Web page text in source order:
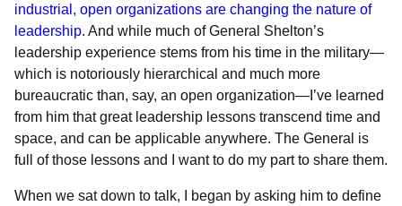
industrial, open organizations are changing the nature of
leadership. And while much of General Shelton’s
leadership experience stems from his time in the military—
which is notoriously hierarchical and much more
bureaucratic than, say, an open organization—I’ve learned
from him that great leadership lessons transcend time and
space, and can be applicable anywhere. The General is
full of those lessons and I want to do my part to share them.
When we sat down to talk, I began by asking him to define